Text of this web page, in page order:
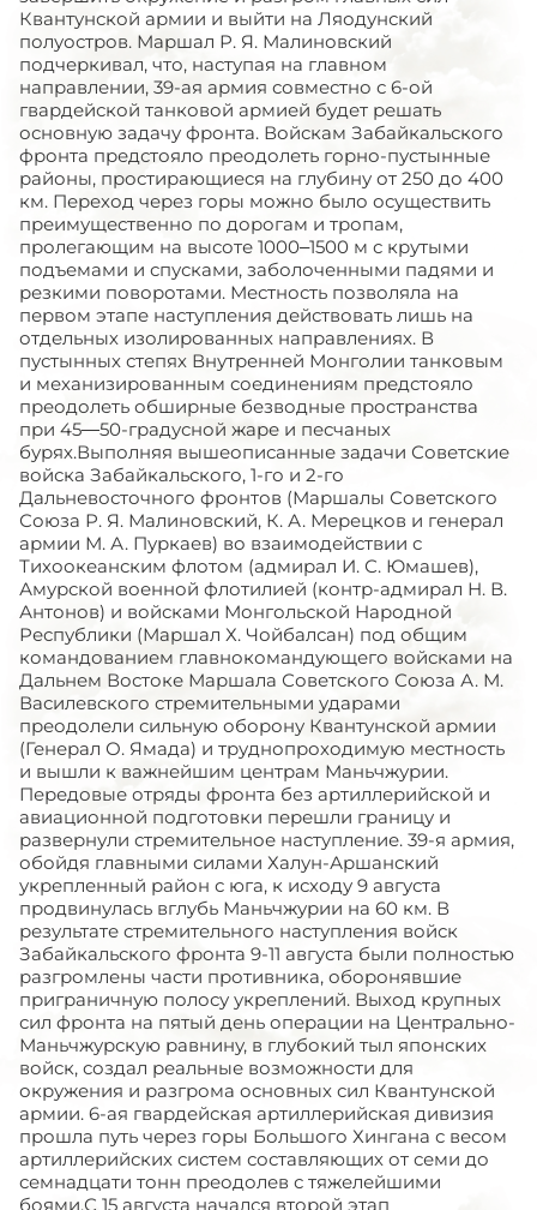
Квантунской армии и выйти на Ляодунский
полуостров. Маршал Р. Я. Малиновский
подчеркивал, что, наступая на главном
направлении, 39-ая армия совместно с 6-ой
гвардейской танковой армией будет решать
основную задачу фронта. Войскам Забайкальского
фронта предстояло преодолеть горно-пустынные
районы, простирающиеся на глубину от 250 до 400
км. Переход через горы можно было осуществить
преимущественно по дорогам и тропам,
пролегающим на высоте 1000–1500 м с крутыми
подъемами и спусками, заболоченными падями и
резкими поворотами. Местность позволяла на
первом этапе наступления действовать лишь на
отдельных изолированных направлениях. В
пустынных степях Внутренней Монголии танковым
и механизированным соединениям предстояло
преодолеть обширные безводные пространства
при 45—50-градусной жаре и песчаных
бурях.Выполняя вышеописанные задачи Советские
войска Забайкальского, 1-го и 2-го
Дальневосточного фронтов (Маршалы Советского
Союза Р. Я. Малиновский, К. А. Мерецков и генерал
армии М. А. Пуркаев) во взаимодействии с
Тихоокеанским флотом (адмирал И. С. Юмашев),
Амурской военной флотилией (контр-адмирал Н. В.
Антонов) и войсками Монгольской Народной
Республики (Маршал Х. Чойбалсан) под общим
командованием главнокомандующего войсками на
Дальнем Востоке Маршала Советского Союза А. М.
Василевского стремительными ударами
преодолели сильную оборону Квантунской армии
(Генерал О. Ямада) и труднопроходимую местность
и вышли к важнейшим центрам Маньчжурии.
Передовые отряды фронта без артиллерийской и
авиационной подготовки перешли границу и
развернули стремительное наступление. 39-я армия,
обойдя главными силами Халун-Аршанский
укрепленный район с юга, к исходу 9 августа
продвинулась вглубь Маньчжурии на 60 км. В
результате стремительного наступления войск
Забайкальского фронта 9-11 августа были полностью
разгромлены части противника, оборонявшие
приграничную полосу укреплений. Выход крупных
сил фронта на пятый день операции на Центрально-
Маньчжурскую равнину, в глубокий тыл японских
войск, создал реальные возможности для
окружения и разгрома основных сил Квантунской
армии. 6-ая гвардейская артиллерийская дивизия
прошла путь через горы Большого Хингана с весом
артиллерийских систем составляющих от семи до
семнадцати тонн преодолев с тяжелейшими
боями.С 15 августа начался второй этап